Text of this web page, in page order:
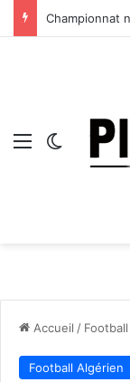
Menu Switch
Accueil /
Football Algérien